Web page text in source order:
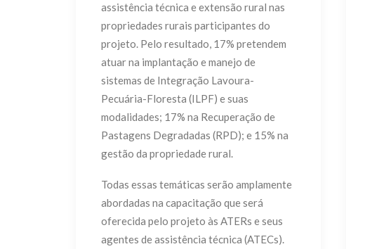
assistência técnica e extensão rural nas
propriedades rurais participantes do
projeto. Pelo resultado, 17% pretendem
atuar na implantação e manejo de
sistemas de Integração Lavoura-
Pecuária-Floresta (ILPF) e suas
modalidades; 17% na Recuperação de
Pastagens Degradadas (RPD); e 15% na
gestão da propriedade rural.
Todas essas temáticas serão amplamente
abordadas na capacitação que será
oferecida pelo projeto às ATERs e seus
agentes de assistência técnica (ATECs).